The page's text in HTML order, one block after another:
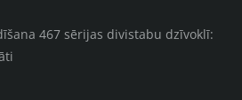
467 sērijas divistabu dzīvoklī: